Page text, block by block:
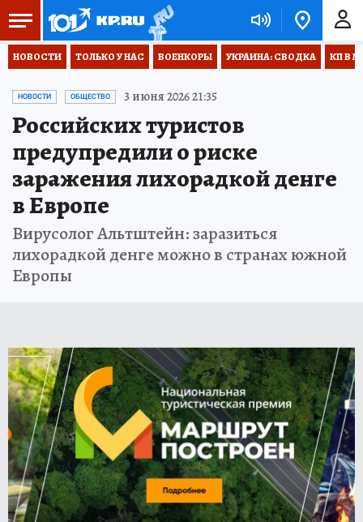
НОВОСТИ ТОЛЬКО У НАС ВОЕНКОРЫ УКРАИНА: СВОДКА КП В
НОВОСТИ ОБЩЕСТВО 3 июня 2026 21:35
Российских туристов
предупредили о риске
заражения лихорадкой денге
в Европе
Вирусолог Альтштейн: заразиться
лихорадкой денге можно в странах южной
Европы